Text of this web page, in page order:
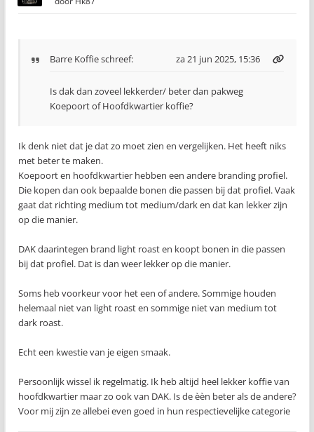
Barre Koffieschreef: za 21 jun 2025, 15:36
Is dak dan zoveel lekkerder/ beter dan pakweg
Koepoort of Hoofdkwartier koffie?
Ik denk niet dat je dat zo moet zien en vergelijken. Het heeft niks
met beter te maken.
Koepoort en hoofdkwartier hebben een andere branding profiel.
Die kopen dan ook bepaalde bonen die passen bij dat profiel. Vaak
gaat dat richting medium tot medium/dark en dat kan lekker zijn
op die manier.
DAK daarintegen brand light roast en koopt bonen in die passen
bij dat profiel. Dat is dan weer lekker op die manier.
Soms heb voorkeur voor het een of andere. Sommige houden
helemaal niet van light roast en sommige niet van medium tot
dark roast.
Echt een kwestie van je eigen smaak.
Persoonlijk wissel ik regelmatig. Ik heb altijd heel lekker koffie van
hoofdkwartier maar zo ook van DAK. Is de èèn beter als de andere?
Voor mij zijn ze allebei even goed in hun respectievelijke categorie